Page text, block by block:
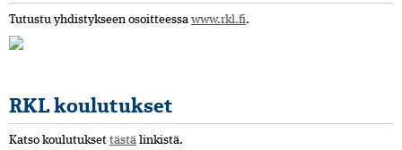
Tutustu yhdistykseen osoitteessa www.rkl.fi.
RKL koulutukset
Katso koulutukset tästä linkistä.